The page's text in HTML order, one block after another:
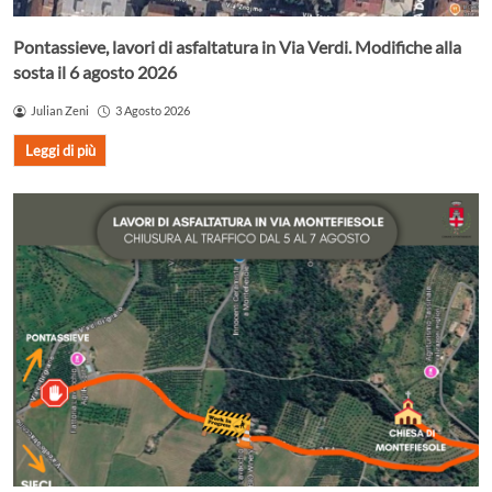
Pontassieve, lavori di asfaltatura in Via Verdi. Modifiche alla
sosta il 6 agosto 2026
Julian Zeni 3 Agosto 2026
Leggi di più